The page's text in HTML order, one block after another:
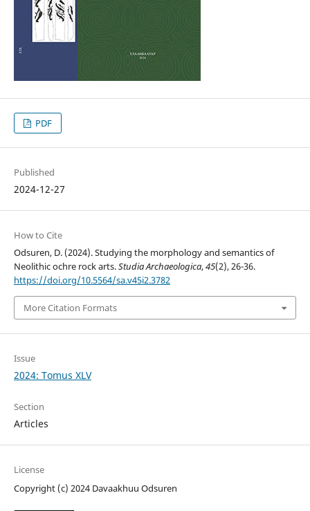
PDF
Published
2024-12-27
How to Cite
Odsuren, D. (2024). Studying the morphology and semantics of
Neolithic ochre rock arts.Studia Archaeologica,45(2), 26-36.
https://doi.org/10.5564/sa.v45i2.3782
More Citation Formats
Issue
2024: Tomus XLV
Section
Articles
License
Copyright (c) 2024 Davaakhuu Odsuren